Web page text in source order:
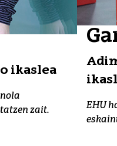
ikaslea
zait.
EHU